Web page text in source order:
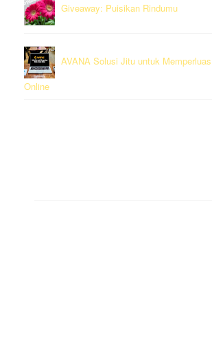
Giveaway: Puisikan Rindumu
AVANA Solusi Jitu untuk
Online